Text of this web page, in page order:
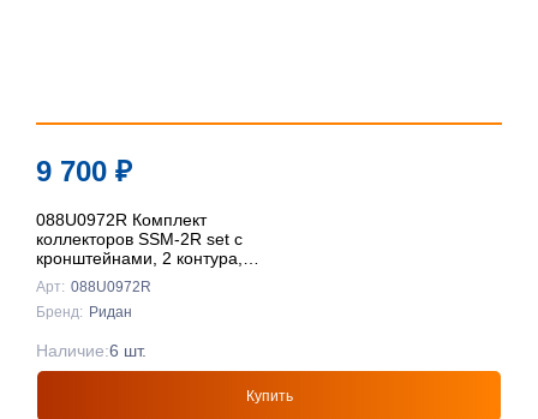
9 700 ₽
088U0972R Комплект
коллекторов SSM-2R set с
кронштейнами, 2 контура,
Ридан
Арт: 088U0972R
Бренд: Ридан
Купить
Наличие:6 шт.